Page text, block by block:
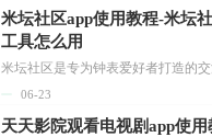
米坛社区app使用教程-米坛
工具怎么用
06-23
天天影院观看电视剧app使